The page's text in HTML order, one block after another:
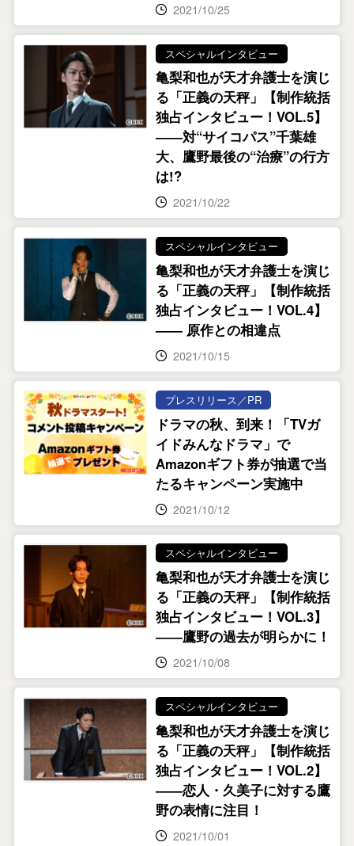
2021/10/25
スペシャルインタビュー
亀梨和也が天才弁護士を演じ
る「正義の天秤」【制作統括
独占インタビュー！VOL.5】
――対“サイコパス”千葉雄
大、鷹野最後の“治療”の行方
は!?
2021/10/22
スペシャルインタビュー
亀梨和也が天才弁護士を演じ
る「正義の天秤」【制作統括
独占インタビュー！VOL.4】
―― 原作との相違点
2021/10/15
プレスリリース／PR
ドラマの秋、到来！「TVガ
イドみんなドラマ」で
Amazonギフト券が抽選で当
たるキャンペーン実施中
2021/10/12
スペシャルインタビュー
亀梨和也が天才弁護士を演じ
る「正義の天秤」【制作統括
独占インタビュー！VOL.3】
――鷹野の過去が明らかに！
2021/10/08
スペシャルインタビュー
亀梨和也が天才弁護士を演じ
る「正義の天秤」【制作統括
独占インタビュー！VOL.2】
――恋人・久美子に対する鷹
野の表情に注目！
2021/10/01